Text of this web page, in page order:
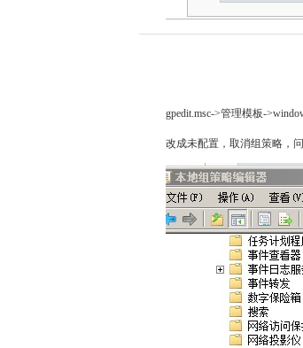
gpedit.msc->管理模板-
改成未配置， 取消组策略，